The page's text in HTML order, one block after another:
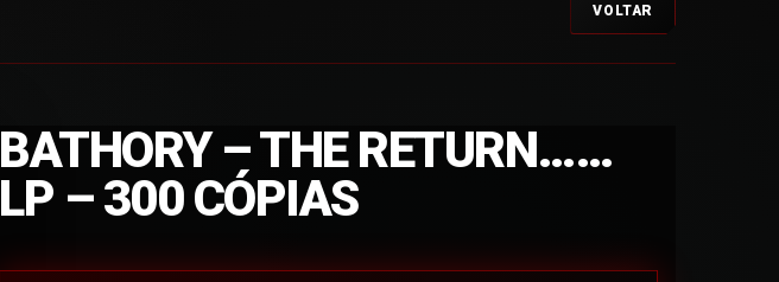
VOLTAR
BATHORY – THE RETURN……
LP – 300 CÓPIAS